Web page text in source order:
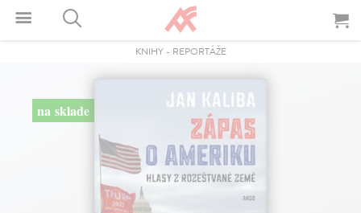
KNIHY- REPORTÁŽE
na sklade